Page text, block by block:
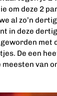
om deze 2
al zo’n
in deze
met
De een
meesten van